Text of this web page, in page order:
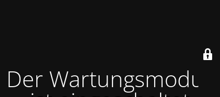
Der Wartungsmodus